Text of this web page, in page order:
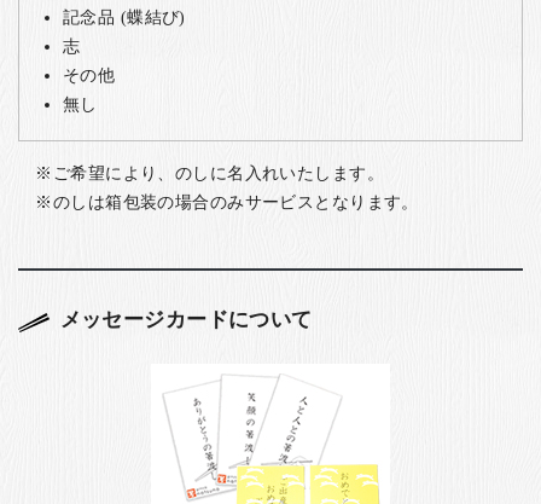
記念品 (蝶結び)
志
その他
無し
ご希望により、のしに名入れいたします。
のしは箱包装の場合のみサービスとなります。
メッセージカードについて